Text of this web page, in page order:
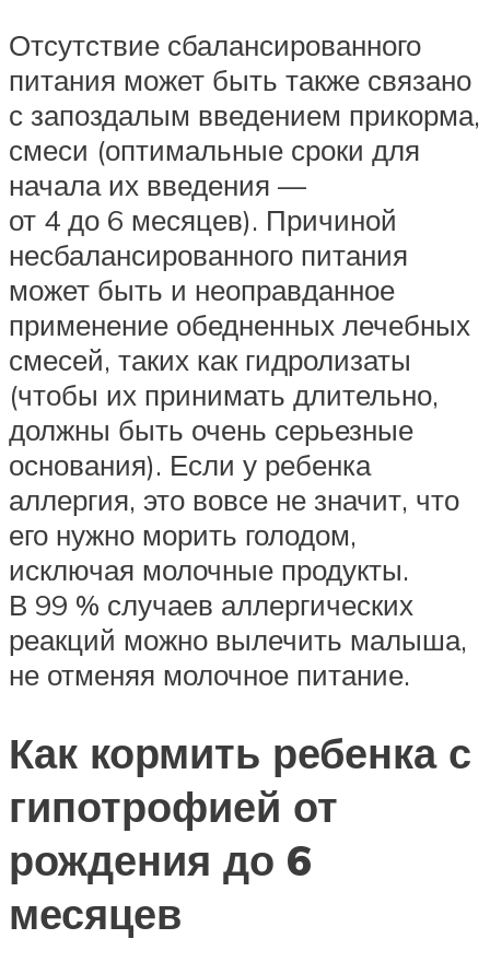
Отсутствие сбалансированного
питания может быть также связано
с запоздалым введением прикорма,
смеси (оптимальные сроки для
начала их введения —
от 4 до 6 месяцев). Причиной
несбалансированного питания
может быть и неоправданное
применение обедненных лечебных
смесей, таких как гидролизаты
(чтобы их принимать длительно,
должны быть очень серьезные
основания). Если у ребенка
аллергия, это вовсе не значит, что
его нужно морить голодом,
исключая молочные продукты.
В 99 % случаев аллергических
реакций можно вылечить малыша,
не отменяя молочное питание.
Как кормить ребенка с
гипотрофией от
рождения до 6
месяцев